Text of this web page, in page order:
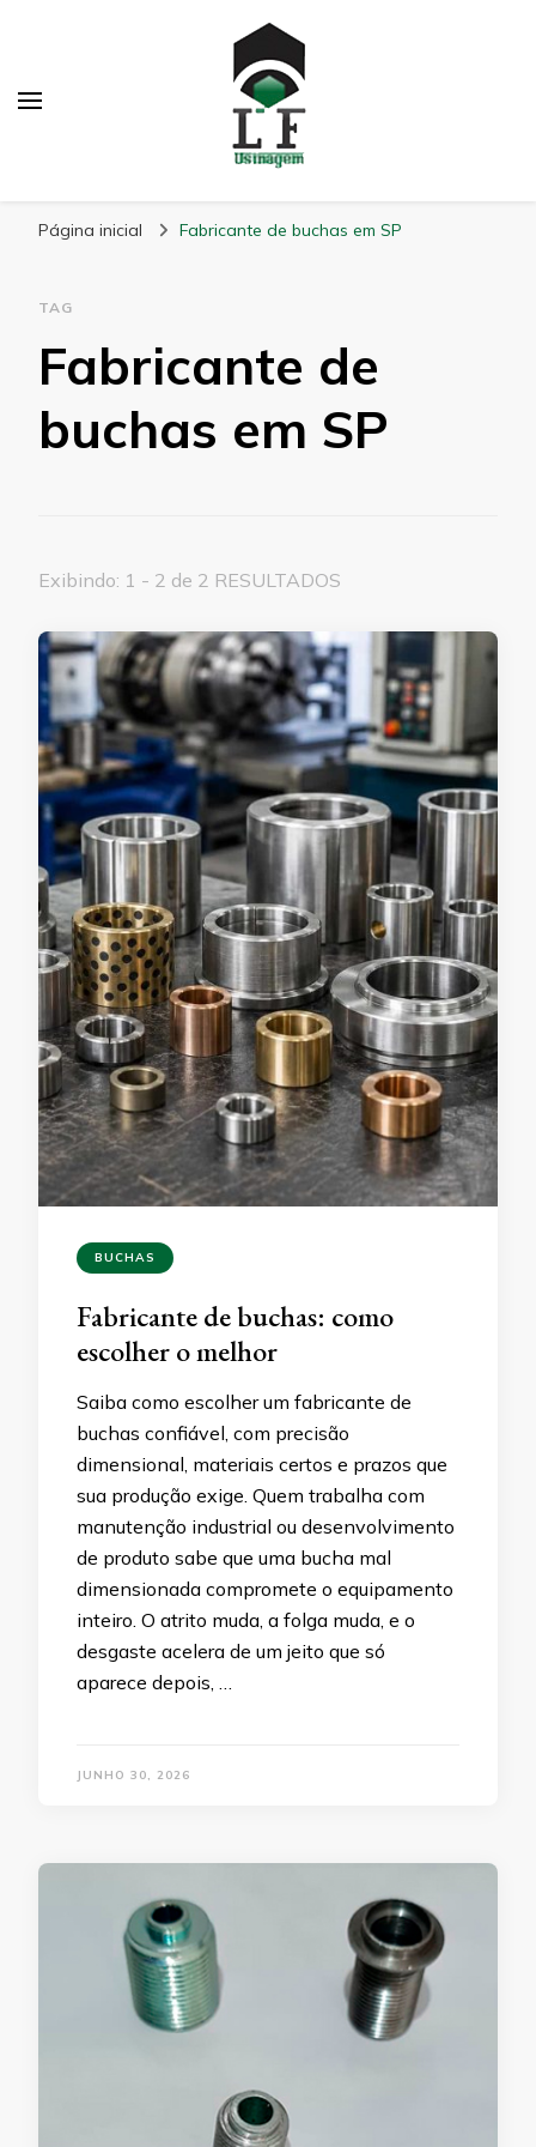
Página inicial Fabricante de buchas em SP
TAG
Fabricante de
buchas em SP
Exibindo: 1 - 2 de 2 RESULTADOS
BUCHAS
Fabricante de buchas: como
escolher o melhor
Saiba como escolher um fabricante de
buchas confiável, com precisão
dimensional, materiais certos e prazos que
sua produção exige. Quem trabalha com
manutenção industrial ou desenvolvimento
de produto sabe que uma bucha mal
dimensionada compromete o equipamento
inteiro. O atrito muda, a folga muda, e o
desgaste acelera de um jeito que só
aparece depois, …
JUNHO 30, 2026